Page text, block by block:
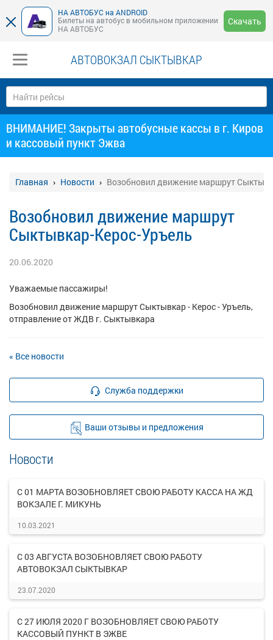
НА АВТОБУС на ANDROID
Билеты на автобус в мобильном приложении
НА АВТОБУС
Скачать
АВТОВОКЗАЛ СЫКТЫВКАР
ВНИМАНИЕ! Закрыты автобусные кассы в г. Киров
и кассовый пункт Эжва
Главная Новости Возобновил движение маршрут
Возобновил движение маршрут
Сыктывкар-Керос-Уръель
20.06.2020
Уважаемые пассажиры!
Возобновил движение маршрут Сыктывкар - Керос - Уръель,
отправление от ЖДВ г. Сыктывкара
« Все новости
Служба поддержки
Ваши отзывы и предложения
Новости
С 01 МАРТА ВОЗОБНОВЛЯЕТ СВОЮ РАБОТУ КАССА НА ЖД
ВОКЗАЛЕ Г. МИКУНЬ
10.03.2021
С 03 АВГУСТА ВОЗОБНОВЛЯЕТ СВОЮ РАБОТУ
АВТОВОКЗАЛ СЫКТЫВКАР
23.07.2020
С 27 ИЮЛЯ 2020 Г ВОЗОБНОВЛЯЕТ СВОЮ РАБОТУ
КАССОВЫЙ ПУНКТ В ЭЖВЕ